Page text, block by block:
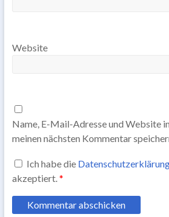
Website
Name, E-Mail-Adresse und Website
meinen nächsten Kommentar
Ich habe die
akzeptiert. *